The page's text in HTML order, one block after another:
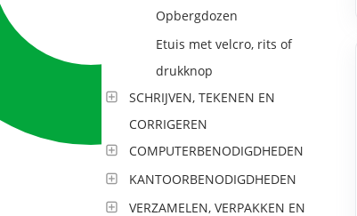
Opbergdozen
Etuis met velcro, rits of
drukknop
SCHRIJVEN, TEKENEN EN
CORRIGEREN
COMPUTERBENODIGDHEDEN
KANTOORBENODIGDHEDEN
VERZAMELEN, VERPAKKEN EN